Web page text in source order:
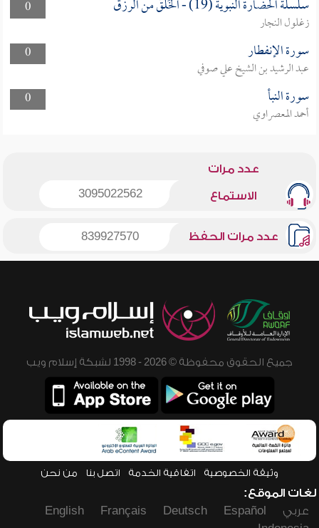
0
سلسلة الحضارة النبوية (19) - الخَلقُ من الرزق
زغلول النجار
0
سورة الإنفطار
عبد الرشيد بن الشيخ علي صوفي
0
سورة النبأ
أحمد المعصراوي
عدد مرات
الاستماع 3095022562
عدد مرات الحفظ 839927570
جميع الحقوق محفوظة © 2026 - 1998 لشبكة إسلام ويب
وثيقة الخصوصية اتفاقية الخدمة اتصل بنا من نحن
لغات الموقع:
عربي
Español
Deutsch
Français
English